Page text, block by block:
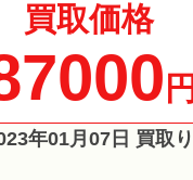
買取価格
円
年01月07日 買取り